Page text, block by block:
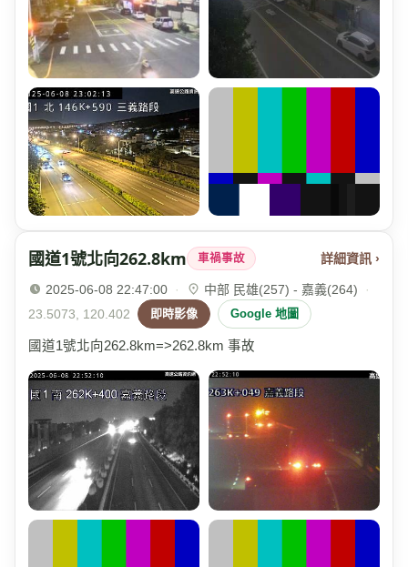
國道1號北向262.8km 車禍事故 詳細資訊 ›
2025-06-08 22:47:00 · 中部 民雄(257) - 嘉義(264)
·
23.5073, 120.402
即時影像 Google 地圖
國道1號北向262.8km=>262.8km 事故